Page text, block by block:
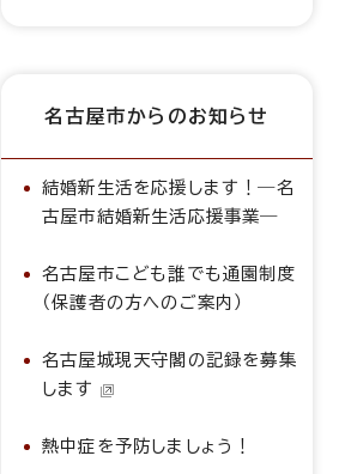
名古屋市からのお知らせ
結婚新生活を応援します！―名
古屋市結婚新生活応援事業―
名古屋市こども誰でも通園制度
（保護者の方へのご案内）
名古屋城現天守閣の記録を募集
します
熱中症を予防しましょう！